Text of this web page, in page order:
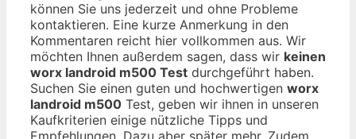
können Sie uns jederzeit und ohne Probleme
kontaktieren. Eine kurze Anmerkung in den
Kommentaren reicht hier vollkommen aus. Wir
möchten Ihnen außerdem sagen, dass wir keinen
worx landroid m500 Test durchgeführt haben.
Suchen Sie einen guten und hochwertigen worx
landroid m500 Test, geben wir ihnen in unseren
Kaufkriterien einige nützliche Tipps und
Empfehlungen. Dazu aber später mehr. Zudem